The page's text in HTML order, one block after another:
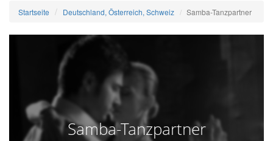
Startseite Deutschland, Österreich, Schweiz Samba-Tanzpartner
Samba-Tanzpartner